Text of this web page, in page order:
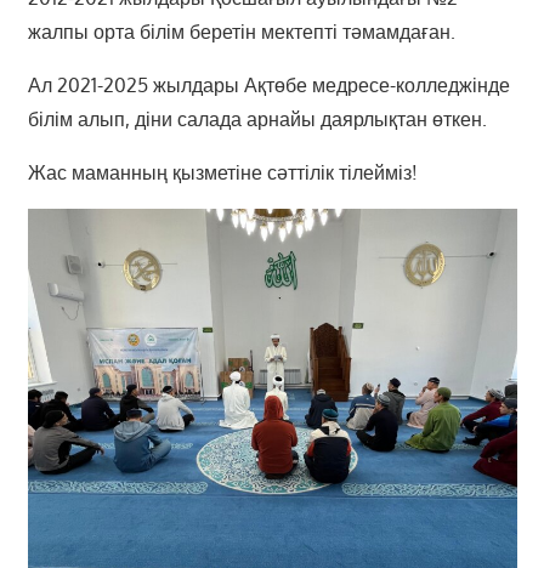
жалпы орта білім беретін мектепті тәмамдаған.
Ал 2021-2025 жылдары Ақтөбе медресе-колледжінде
білім алып, діни салада арнайы даярлықтан өткен.
Жас маманның қызметіне сәттілік тілейміз!